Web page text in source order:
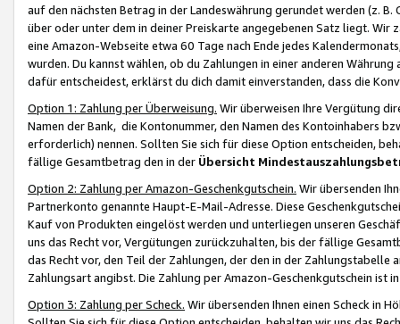
auf den nächsten Betrag in der Landeswährung gerundet werden (z.
über oder unter dem in deiner Preiskarte angegebenen Satz liegt.
eine Amazon-Webseite etwa 60 Tage nach Ende jedes
wurden. Du kannst wählen, ob du Zahlungen in einer anderen
dafür entscheidest, erklärst du dich damit einverstanden, dass die
Option 1: Zahlung per Überweisung. Wir überweisen Ihre Vergütung
Namen der Bank, die Kontonummer, den Namen des Kontoinhabers
erforderlich) nennen. Sollten Sie sich für diese Option entscheiden,
fällige Gesamtbetrag den in der Übersicht
Option 2: Zahlung per Amazon-Geschenkgutschein. Wir übersenden
Partnerkonto genannte Haupt-E-Mail-Adresse. Diese
Kauf von Produkten eingelöst werden und unterliegen unseren
uns das Recht vor, Vergütungen zurückzuhalten, bis der fällige
das Recht vor, den Teil der Zahlungen, der den in der
Zahlungsart angibst. Die Zahlung per Amazon-Geschenkgutschein ist
Option 3: Zahlung per Scheck. Wir übersenden Ihnen einen Scheck in